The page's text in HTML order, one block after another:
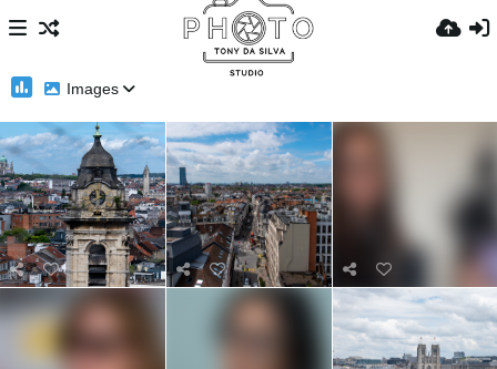
Images